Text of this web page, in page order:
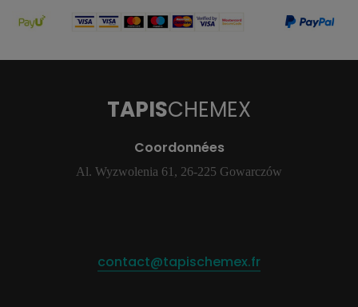
TAPISCHEMEX
Coordonnées
Al. Wyzwolenia 61, 26-225 Gowarczów
contact@tapischemex.fr